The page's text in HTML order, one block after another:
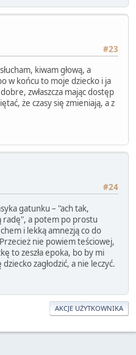
#23
kiwam głową, a
w końcu to moje dziecko i ja
zwłaszcza mając dostęp
że czasy się zmieniają, a z
#24
gatunku – "ach tak,
radę", a potem po prostu
i lekką amnezją co do
nie powiem teściowej,
to zeszła epoka, bo by mi
zagłodzić, a nie leczyć.
AKCJE UŻYTKOWNIKA